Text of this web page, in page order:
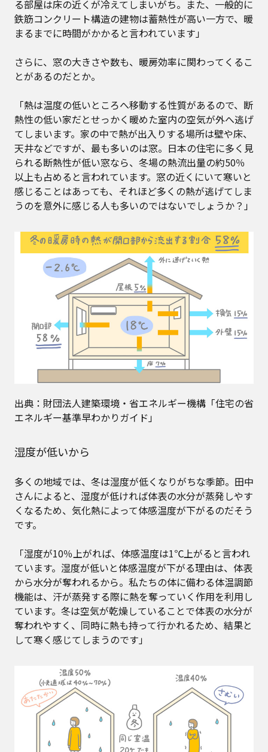
る部屋は床の近くが冷えてしまいがち。また、一般的に
鉄筋コンクリート構造の建物は蓄熱性が高い一方で、暖
まるまでに時間がかかると言われています」
さらに、窓の大きさや数も、暖房効率に関わってくるこ
とがあるのだとか。
「熱は温度の低いところへ移動する性質があるので、断
熱性の低い家だとせっかく暖めた室内の空気が外へ逃げ
てしまいます。家の中で熱が出入りする場所は壁や床、
天井などですが、最も多いのは窓。日本の住宅に多く見
られる断熱性が低い窓なら、冬場の熱流出量の約50％
以上も占めると言われています。窓の近くにいて寒いと
感じることはあっても、それほど多くの熱が逃げてしま
うのを意外に感じる人も多いのではないでしょうか？」
出典：財団法人建築環境・省エネルギー機構「住宅の省
エネルギー基準早わかりガイド」
湿度が低いから
多くの地域では、冬は湿度が低くなりがちな季節。田中
さんによると、湿度が低ければ体表の水分が蒸発しやす
くなるため、気化熱によって体感温度が下がるのだそう
です。
「湿度が10％上がれば、体感温度は1℃上がると言われ
ています。湿度が低いと体感温度が下がる理由は、体表
から水分が奪われるから。私たちの体に備わる体温調節
機能は、汗が蒸発する際に熱を奪っていく作用を利用し
ています。冬は空気が乾燥していることで体表の水分が
奪われやすく、同時に熱も持って行かれるため、結果と
して寒く感じてしまうのです」